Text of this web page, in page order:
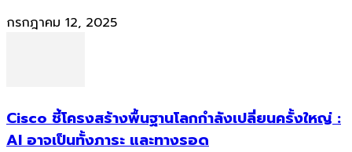
กรกฎาคม 12, 2025
Cisco ชี้โครงสร้างพื้นฐานโลกกำลังเปลี่ยนครั้งใหญ่ :
AI อาจเป็นทั้งภาระ และทางรอด